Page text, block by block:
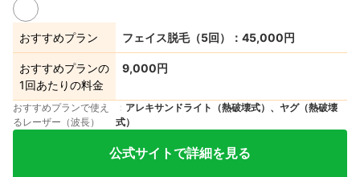
おすすめプラン フェイス脱毛（5回）：45,000円
おすすめプランの
1回あたりの料金
9,000円
おすすめプランで使え
るレーザー（波長）
アレキサンドライト（熱破壊式）、ヤグ（熱破壊
式）
公式サイトで詳細を見る